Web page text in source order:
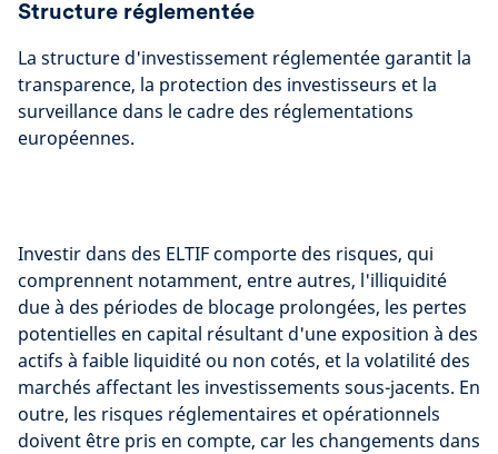
Structure réglementée
La structure d'investissement réglementée garantit la
transparence, la protection des investisseurs et la
surveillance dans le cadre des réglementations
européennes.
Investir dans des ELTIF comporte des risques, qui
comprennent notamment, entre autres, l'illiquidité
due à des périodes de blocage prolongées, les pertes
potentielles en capital résultant d'une exposition à des
actifs à faible liquidité ou non cotés, et la volatilité des
marchés affectant les investissements sous-jacents. En
outre, les risques réglementaires et opérationnels
doivent être pris en compte, car les changements dans